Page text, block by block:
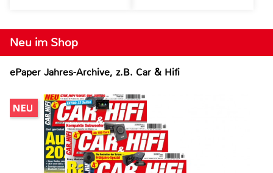
Neu im Shop
ePaper Jahres-Archive, z.B. Car & Hifi